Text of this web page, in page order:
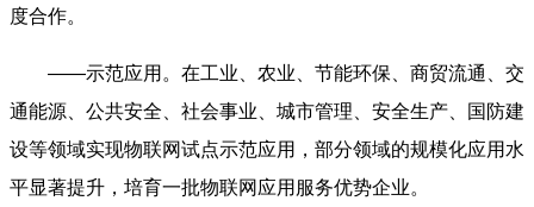
度合作。
——示范应用。在工业、农业、节能环保、商贸流通、交
通能源、公共安全、社会事业、城市管理、安全生产、国防建
设等领域实现物联网试点示范应用，部分领域的规模化应用水
平显著提升，培育一批物联网应用服务优势企业。